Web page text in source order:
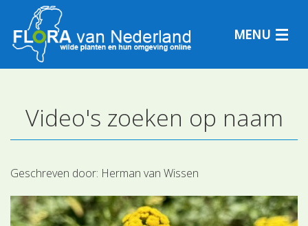
MENU
Plantensoorten
Plantengemeenschappen
Determineren
Video's zoeken op naam
Geschreven door: Herman van Wissen